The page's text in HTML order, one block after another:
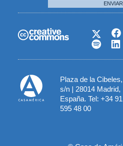
ENVIAR
Plaza de la Cibeles,
s/n | 28014 Madrid,
España. Tel: +34 91
595 48 00